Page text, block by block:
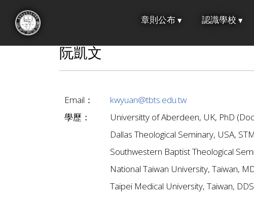
章則公布 認識學校
阮凱文
Email：
kwyuan@tbts.edu.tw
學歷：
Universitty of Aberdeen, UK, PhD
Dallas Theological Seminary, USA,
Southwestern Baptist Theological
National Taiwan University, Taiwan,
Taipei Medical University, Taiwan,